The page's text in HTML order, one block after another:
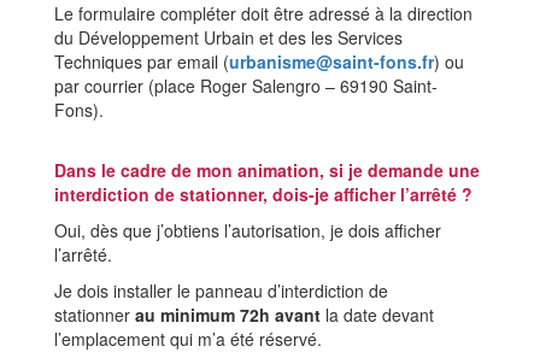
Le formulaire compléter doit être adressé à la direction
du Développement Urbain et des les Services
Techniques par email (urbanisme@saint-fons.fr) ou
par courrier (place Roger Salengro – 69190 Saint-
Fons).
Dans le cadre de mon animation, si je demande une
interdiction de stationner, dois-je afficher l’arrêté ?
Oui, dès que j’obtiens l’autorisation, je dois afficher
l’arrêté.
Je dois installer le panneau d’interdiction de
stationner au minimum 72h avant la date devant
l’emplacement qui m’a été réservé.